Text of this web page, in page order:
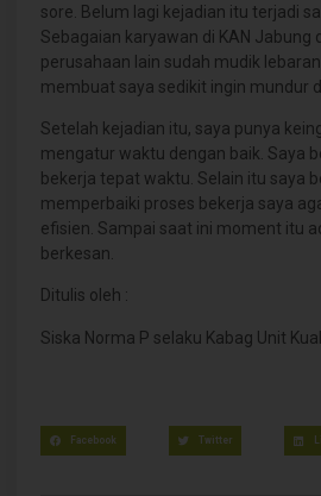
sore. Belum lagi kejadian itu terjadi
Sebagaian karyawan di KAN Jabung
perusahaan lain sudah mudik
membuat saya sedikit ingin mundur
Setelah kejadian itu, saya punya
mengatur waktu dengan baik. Saya
bekerja tepat waktu. Selain itu saya
memperbaiki proses bekerja saya
efisien. Sampai saat ini moment itu
berkesan.
Ditulis oleh :
Siska Norma P selaku Kabag Unit
Facebook Twitter